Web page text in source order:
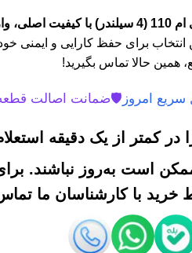
یاتاقان ثابت سایز 25 ام وی ام 110 (4 سیلندر) با کیفیت
برای حفظ کارایی و ایمنی
همین حالا تماس بگیرید!
سریع امروز 🛡️ضمانت اصالت
کمتر از یک دقیقه
است به‌روز نباشند.
با کارشناسان ما